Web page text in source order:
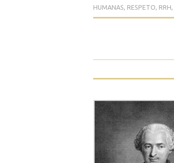
HUMANAS, RESPETO, RRH,